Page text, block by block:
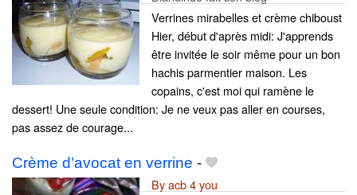
Verrines mirabelles et crème chiboust
Hier, début d'après midi: J'apprends
être invitée le soir même pour un bon
hachis parmentier maison. Les
copains, c'est moi qui ramène le
dessert! Une seule condition: Je ne veux pas aller en courses,
pas assez de courage...
Crème d’avocat en verrine -
By acb 4 you